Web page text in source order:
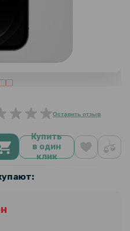
Оставить отзыв
Купить
в один
клик